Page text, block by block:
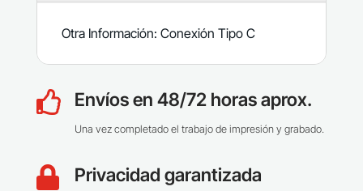
Otra Información: Conexión Tipo C
 Envíos en 48/72 horas aprox.
Una vez completado el trabajo de impresión y grabado.
 Privacidad garantizada